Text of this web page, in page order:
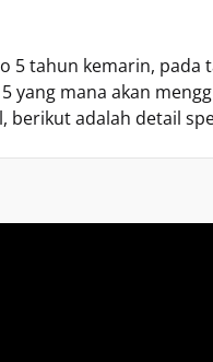
5 tahun kemarin, pada
yang mana akan
berikut adalah detail